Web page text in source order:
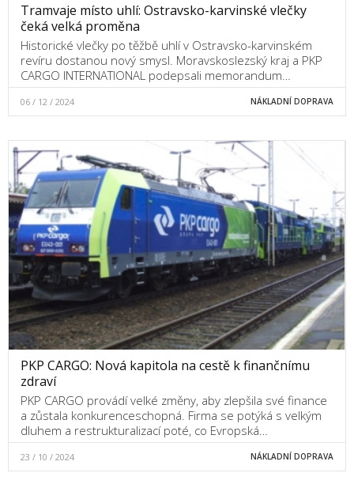
Tramvaje místo uhlí: Ostravsko-karvinské vlečky
čeká velká proměna
Historické vlečky po těžbě uhlí v Ostravsko-karvinském
revíru dostanou nový smysl. Moravskoslezský kraj a PKP
CARGO INTERNATIONAL podepsali memorandum…
06 / 12 / 2024 NÁKLADNÍ DOPRAVA
PKP CARGO: Nová kapitola na cestě k finančnímu
zdraví
PKP CARGO provádí velké změny, aby zlepšila své finance
a zůstala konkurenceschopná. Firma se potýká s velkým
dluhem a restrukturalizací poté, co Evropská…
23 / 10 / 2024 NÁKLADNÍ DOPRAVA